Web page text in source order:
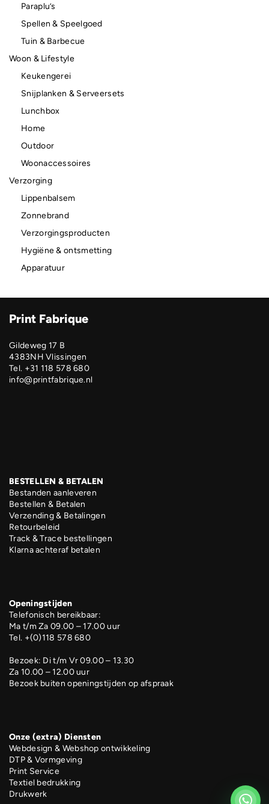
Paraplu’s
Spellen & Speelgoed
Tuin & Barbecue
Woon & Lifestyle
Keukengerei
Snijplanken & Serveersets
Lunchbox
Home
Outdoor
Woonaccessoires
Verzorging
Lippenbalsem
Zonnebrand
Verzorgingsproducten
Hygiëne & ontsmetting
Apparatuur
Print Fabrique
Gildeweg 17 B
4383NH Vlissingen
Tel. +31 118 578 680
info@printfabrique.nl
BESTELLEN & BETALEN
Bestanden aanleveren
Bestellen & Betalen
Verzending & Betalingen
Retourbeleid
Track & Trace bestellingen
Klarna achteraf betalen
Openingstijden
Telefonisch bereikbaar:
Ma t/m Za 09.00 – 17.00 uur
Tel. +(0)118 578 680
Bezoek: Di t/m Vr 09.00 – 13.30
Za 10.00 – 12.00 uur
Bezoek buiten openingstijden op afspraak
Onze (extra) Diensten
Webdesign & Webshop ontwikkeling
DTP & Vormgeving
Print Service
Textiel bedrukking
Drukwerk